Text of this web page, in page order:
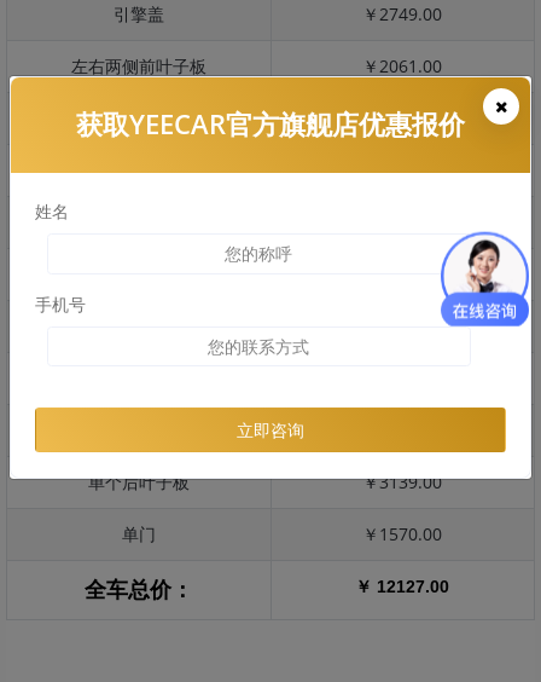
引擎盖 ￥2749.00
左右两侧前叶子板 ￥2061.00
反光镜 ￥411.00
后保险杠 ￥2449.00
￥1225.00
￥1570.00
单个后叶子板 ￥3139.00
单门 ￥1570.00
全车总价： ￥ 12127.00
获取YEECAR官方旗舰店优惠报价
姓名
手机号
立即咨询